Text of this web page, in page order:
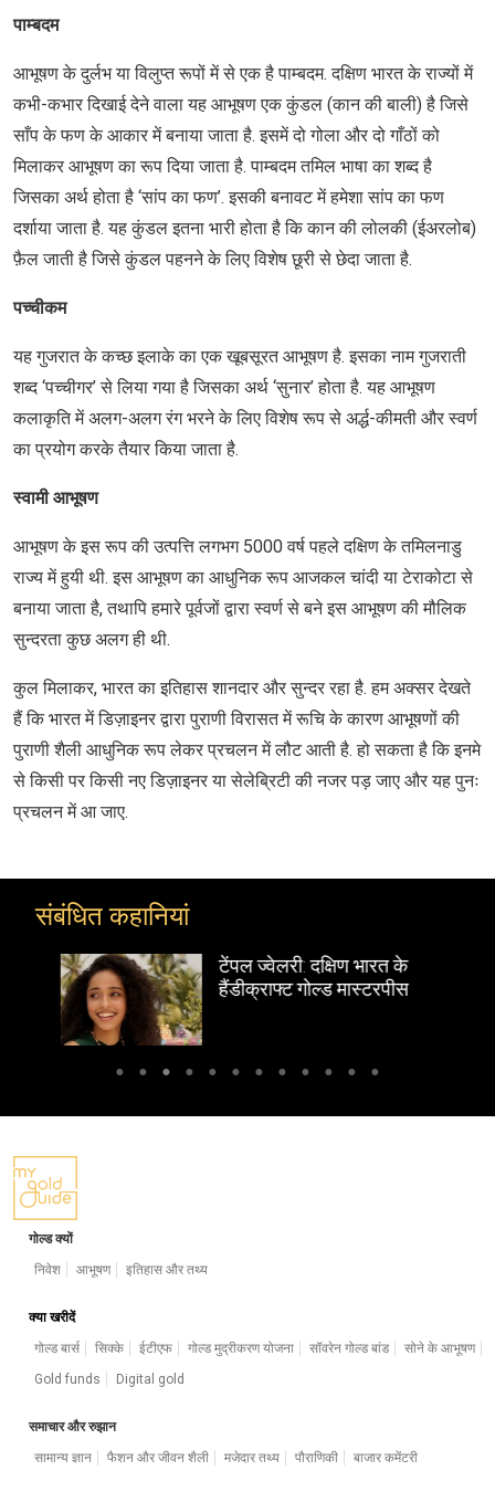
पाम्बदम
आभूषण के दुर्लभ या विलुप्त रूपों में से एक है पाम्बदम. दक्षिण भारत के राज्यों में
कभी-कभार दिखाई देने वाला यह आभूषण एक कुंडल (कान की बाली) है जिसे
साँप के फण के आकार में बनाया जाता है. इसमें दो गोला और दो गाँठों को
मिलाकर आभूषण का रूप दिया जाता है. पाम्बदम तमिल भाषा का शब्द है
जिसका अर्थ होता है ‘सांप का फण’. इसकी बनावट में हमेशा सांप का फण
दर्शाया जाता है. यह कुंडल इतना भारी होता है कि कान की लोलकी (ईअरलोब)
फ़ैल जाती है जिसे कुंडल पहनने के लिए विशेष छूरी से छेदा जाता है.
पच्चीकम
यह गुजरात के कच्छ इलाके का एक खूबसूरत आभूषण है. इसका नाम गुजराती
शब्द ‘पच्चीगर’ से लिया गया है जिसका अर्थ ‘सुनार’ होता है. यह आभूषण
कलाकृति में अलग-अलग रंग भरने के लिए विशेष रूप से अर्द्ध-कीमती और स्वर्ण
का प्रयोग करके तैयार किया जाता है.
स्वामी आभूषण
आभूषण के इस रूप की उत्पत्ति लगभग 5000 वर्ष पहले दक्षिण के तमिलनाडु
राज्य में हुयी थी. इस आभूषण का आधुनिक रूप आजकल चांदी या टेराकोटा से
बनाया जाता है, तथापि हमारे पूर्वजों द्वारा स्वर्ण से बने इस आभूषण की मौलिक
सुन्दरता कुछ अलग ही थी.
कुल मिलाकर, भारत का इतिहास शानदार और सुन्दर रहा है. हम अक्सर देखते
हैं कि भारत में डिज़ाइनर द्वारा पुराणी विरासत में रूचि के कारण आभूषणों की
पुराणी शैली आधुनिक रूप लेकर प्रचलन में लौट आती है. हो सकता है कि इनमे
से किसी पर किसी नए डिज़ाइनर या सेलेब्रिटी की नजर पड़ जाए और यह पुनः
प्रचलन में आ जाए.
संबंधित कहानियां
टेंपल ज्वेलरी: दक्षिण भारत के
हैंडीक्राफ्ट गोल्ड मास्टरपीस
गोल्ड क्यों
निवेश
आभूषण इतिहास और तथ्य
क्या खरीदें
गोल्ड बार्स
सिक्के ईटीएफ गोल्ड मुद्रीकरण योजना सॉवरेन गोल्ड बांड
सोने के आभूषण
Gold funds
Digital gold
समाचार और रुझान
सामान्य ज्ञान
फैशन और जीवन शैली मजेदार तथ्य पौराणिकी बाजार कमेंटरी